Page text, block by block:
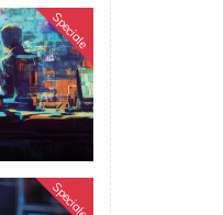
Speciale
Speciale